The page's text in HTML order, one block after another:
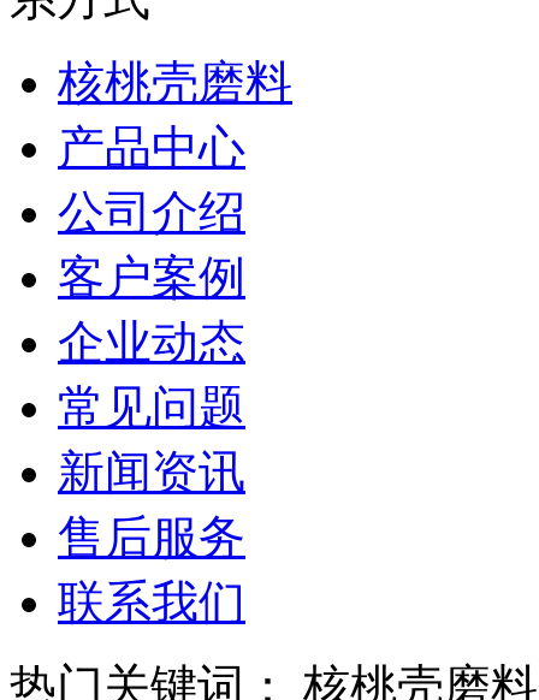
核桃壳磨料
产品中心
公司介绍
客户案例
企业动态
常见问题
新闻资讯
售后服务
联系我们
热门关键词： 核桃壳磨